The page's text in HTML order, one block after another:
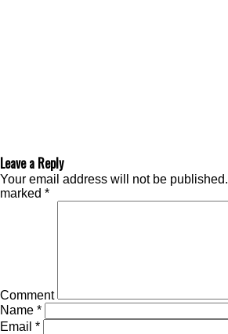
Leave a Reply
Your email address will not be published.
marked *
Comment
Name *
Email *